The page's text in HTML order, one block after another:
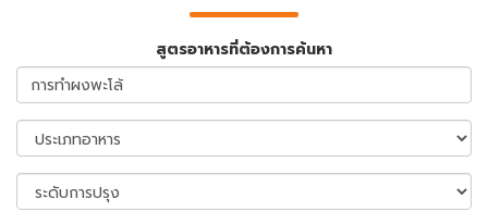
สูตรอาหารที่ต้องการค้นหา